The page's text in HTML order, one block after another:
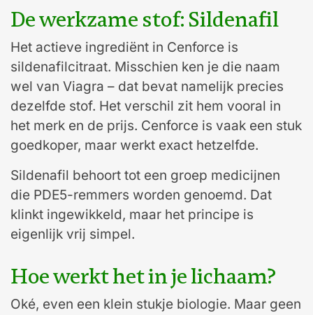
De werkzame stof: Sildenafil
Het actieve ingrediënt in Cenforce is
sildenafilcitraat. Misschien ken je die naam
wel van Viagra – dat bevat namelijk precies
dezelfde stof. Het verschil zit hem vooral in
het merk en de prijs. Cenforce is vaak een stuk
goedkoper, maar werkt exact hetzelfde.
Sildenafil behoort tot een groep medicijnen
die PDE5-remmers worden genoemd. Dat
klinkt ingewikkeld, maar het principe is
eigenlijk vrij simpel.
Hoe werkt het in je lichaam?
Oké, even een klein stukje biologie. Maar geen